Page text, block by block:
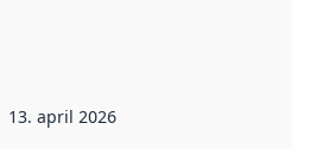
13. april 2026